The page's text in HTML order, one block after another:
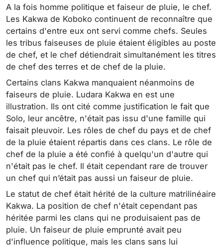
A la fois homme politique et faiseur de pluie, le chef.
Les Kakwa de Koboko continuent de reconnaître que
certains d'entre eux ont servi comme chefs. Seules
les tribus faiseuses de pluie étaient éligibles au poste
de chef, et le chef détiendrait simultanément les titres
de chef des terres et de chef de la pluie.
Certains clans Kakwa manquaient néanmoins de
faiseurs de pluie. Ludara Kakwa en est une
illustration. Ils ont cité comme justification le fait que
Solo, leur ancêtre, n'était pas issu d'une famille qui
faisait pleuvoir. Les rôles de chef du pays et de chef
de la pluie étaient répartis dans ces clans. Le rôle de
chef de la pluie a été confié à quelqu'un d'autre qui
n'était pas le chef. Il était cependant rare de trouver
un chef qui n’était pas aussi un faiseur de pluie.
Le statut de chef était hérité de la culture matrilinéaire
Kakwa. La position de chef n'était cependant pas
héritée parmi les clans qui ne produisaient pas de
pluie. Un faiseur de pluie emprunté avait peu
d'influence politique, mais les clans sans lui